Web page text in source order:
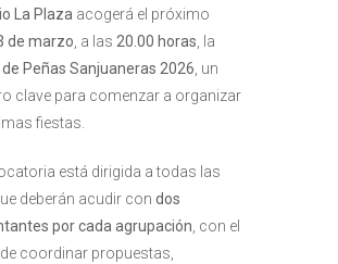
La Plaza acogerá el próximo
de marzo , a las 20.00 horas , la
de Peñas Sanjuaneras 2026 , un
clave para comenzar a organizar
fiestas.
está dirigida a todas las
deberán acudir con dos
por cada agrupación , con el
coordinar propuestas,